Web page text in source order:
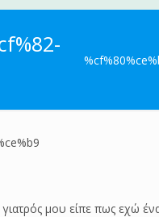
μου είπε πως εχώ